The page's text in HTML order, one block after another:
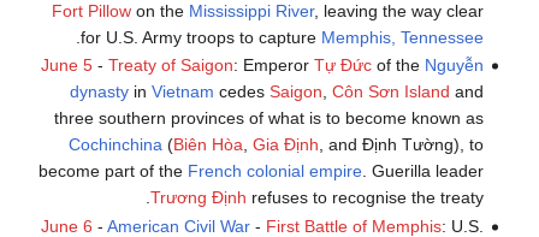
Fort Pillowon the Mississippi River, leaving the way clear
for U.S. Army troops to capture Memphis, Tennessee
June 5- Treaty of Saigon: Emperor Tự Đứcof the Nguyễn
dynastyin Vietnam cedes Saigon, Côn Sơn Island and
three southern provinces of what is to become known as
Cochinchina(Biên Hòa, Gia Định, and Định Tường), to
become part of the French colonial empire. Guerilla leader
Trương Định refuses to recognise the treaty.
June 6 - American Civil War- First Battle of Memphis: U.S.